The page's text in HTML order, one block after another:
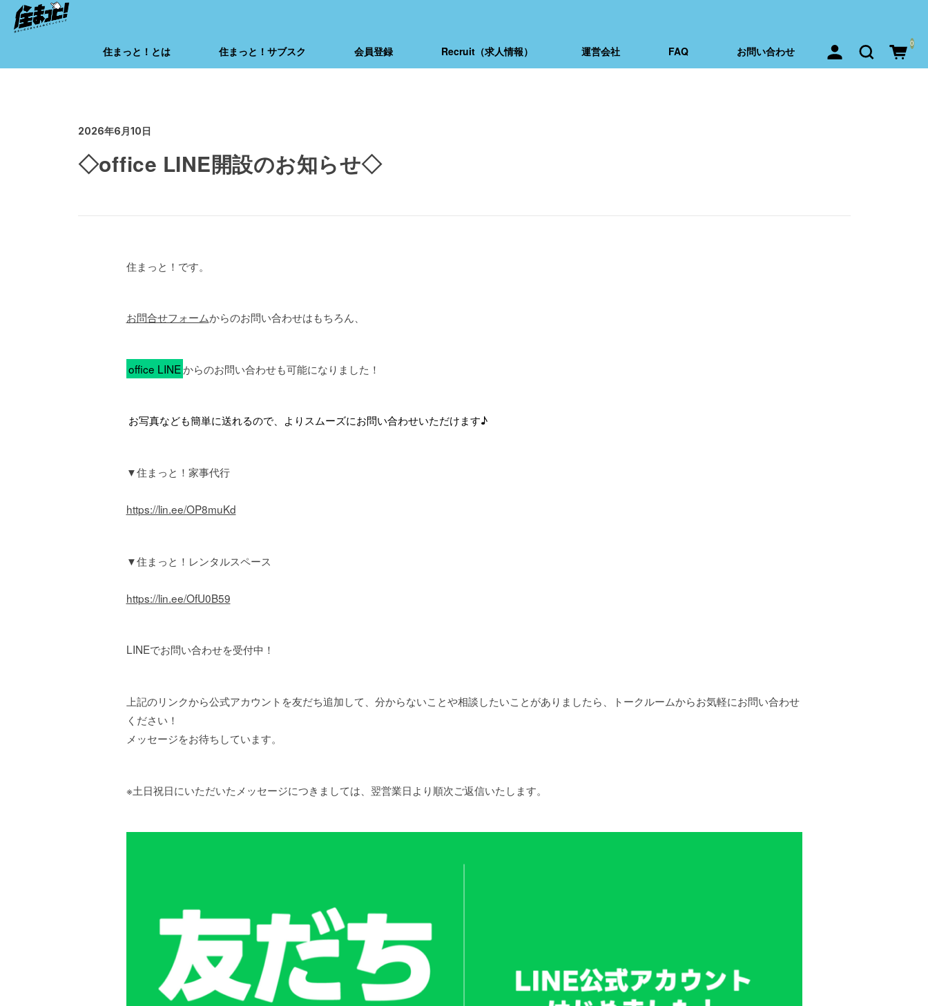
住まっと！とは 住まっと！サブスク 会員登録 Recruit（求人情報） 運営会社 FAQ お問い合わせ
0
2026年6月10日
◇office LINE開設のお知らせ◇
住まっと！です。
お問合せフォームからのお問い合わせはもちろん、
office LINEからのお問い合わせも可能になりました！
お写真なども簡単に送れるので、よりスムーズにお問い合わせいただけます♪
▼住まっと！家事代行
https://lin.ee/OP8muKd
▼住まっと！レンタルスペース
https://lin.ee/OfU0B59
LINEでお問い合わせを受付中！
上記のリンクから公式アカウントを友だち追加して、分からないことや相談したいことがありましたら、トークルームからお気軽にお問い合わせ
ください！
メッセージをお待ちしています。
※土日祝日にいただいたメッセージにつきましては、翌営業日より順次ご返信いたします。